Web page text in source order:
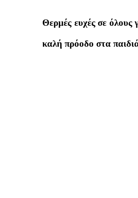
Θερμές ευχές σε
καλή πρόοδο στα